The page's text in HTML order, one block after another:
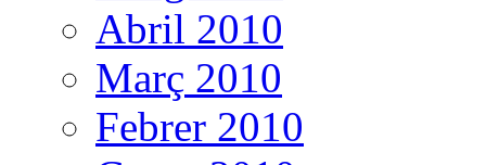
Abril 2010
Març 2010
Febrer 2010